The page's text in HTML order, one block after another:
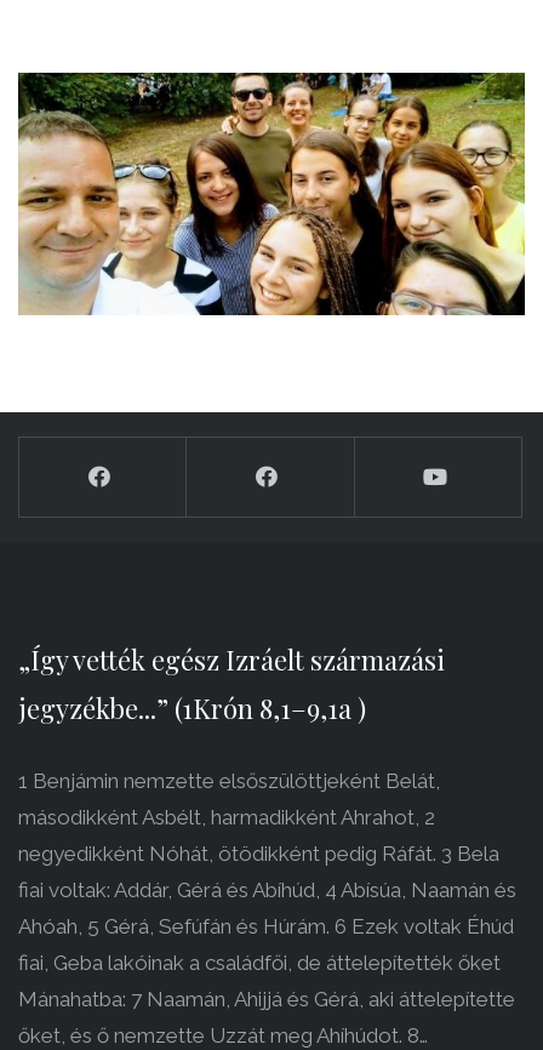
„Így vették egész Izráelt származási
jegyzékbe...” (1Krón 8,1–9,1a )
1 Benjámin nemzette elsőszülöttjeként Belát,
másodikként Asbélt, harmadikként Ahrahot, 2
negyedikként Nóhát, ötödikként pedig Ráfát. 3 Bela
fiai voltak: Addár, Gérá és Abíhúd, 4 Abísúa, Naamán és
Ahóah, 5 Gérá, Sefúfán és Húrám. 6 Ezek voltak Éhúd
fiai, Geba lakóinak a családfői, de áttelepítették őket
Mánahatba: 7 Naamán, Ahijjá és Gérá, aki áttelepítette
őket, és ő nemzette Uzzát meg Ahíhúdot. 8…